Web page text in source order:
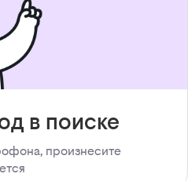
в поиске
произнесите